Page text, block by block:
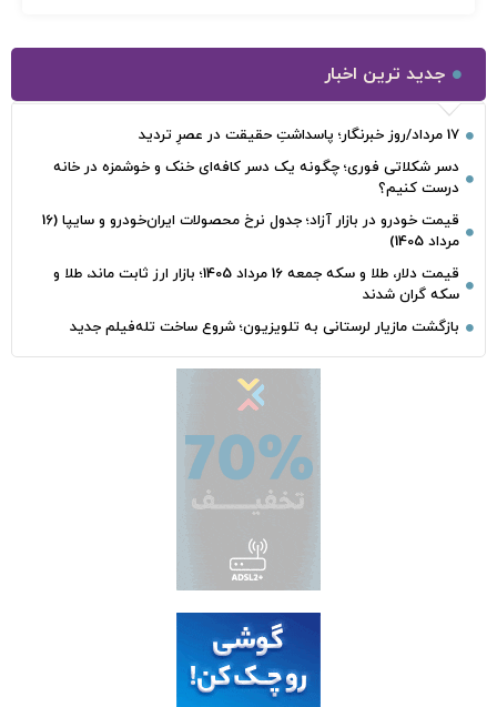
جدید ترین اخبار
17 مرداد/روز خبرنگار؛ پاسداشتِ حقیقت در عصرِ تردید
دسر شکلاتی فوری؛ چگونه یک دسر کافه‌ای خنک و خوشمزه در خانه
درست کنیم؟
قیمت خودرو در بازار آزاد؛ جدول نرخ محصولات ایران‌خودرو و سایپا (16
مرداد 1405)
قیمت دلار، طلا و سکه جمعه 16 مرداد 1405؛ بازار ارز ثابت ماند، طلا و
سکه گران شدند
بازگشت مازیار لرستانی به تلویزیون؛ شروع ساخت تله‌فیلم جدید